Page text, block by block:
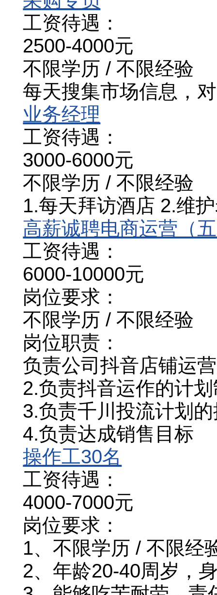
工资待遇：
2500-4000元
不限学历 / 不限经验
每天搜集市场信息，
业务经理
工资待遇：
3000-6000元
不限学历 / 不限经验
1.每天拜访酒店 2.维
高薪诚聘电商运营（
工资待遇：
6000-10000元
岗位要求：
不限学历 / 不限经验
岗位职责：
负责公司抖音店铺运
2.负责抖音运作的计
3.负责千川投流计划
4.负责达成销售目标
操作工30名
工资待遇：
4000-7000元
岗位要求：
1、不限学历 / 不限经
2、年龄20-40周岁，